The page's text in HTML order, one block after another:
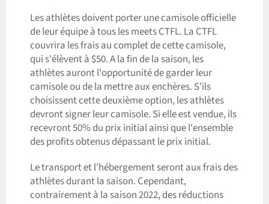
Les athlètes doivent porter une camisole officielle
de leur équipe à tous les meets CTFL. La CTFL
couvrira les frais au complet de cette camisole,
qui s'élèvent à $50. A la fin de la saison, les
athlètes auront l'opportunité de garder leur
camisole ou de la mettre aux enchères. S'ils
choisissent cette deuxième option, les athlètes
devront signer leur camisole. Si elle est vendue, ils
recevront 50% du prix initial ainsi que l'ensemble
des profits obtenus dépassant le prix initial.
Le transport et l'hébergement seront aux frais des
athlètes durant la saison. Cependant,
contrairement à la saison 2022, des réductions